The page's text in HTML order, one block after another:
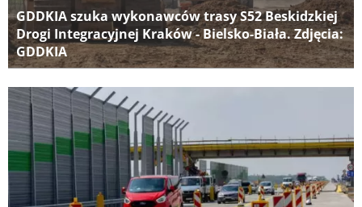
GDDKIA szuka wykonawców trasy S52 Beskidzkiej
Drogi Integracyjnej Kraków - Bielsko-Biała. Zdjęcia:
GDDKIA